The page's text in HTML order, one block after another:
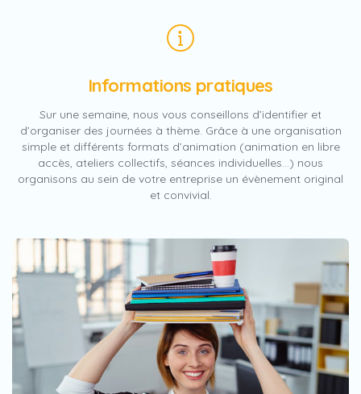
Informations pratiques
Sur une semaine, nous vous conseillons d’identifier et
d’organiser des journées à thème. Grâce à une organisation
simple et différents formats d’animation (animation en libre
accès, ateliers collectifs, séances individuelles…) nous
organisons au sein de votre entreprise un évènement original
et convivial.